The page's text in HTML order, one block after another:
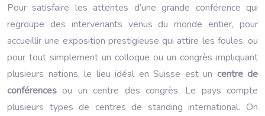
Pour satisfaire les attentes d’une grande conférence qui
regroupe des intervenants venus du monde entier, pour
accueillir une exposition prestigieuse qui attire les foules, ou
pour tout simplement un colloque ou un congrès impliquant
plusieurs nations, le lieu idéal en Suisse est un centre de
conférences ou un centre des congrès. Le pays compte
plusieurs types de centres de standing international. On